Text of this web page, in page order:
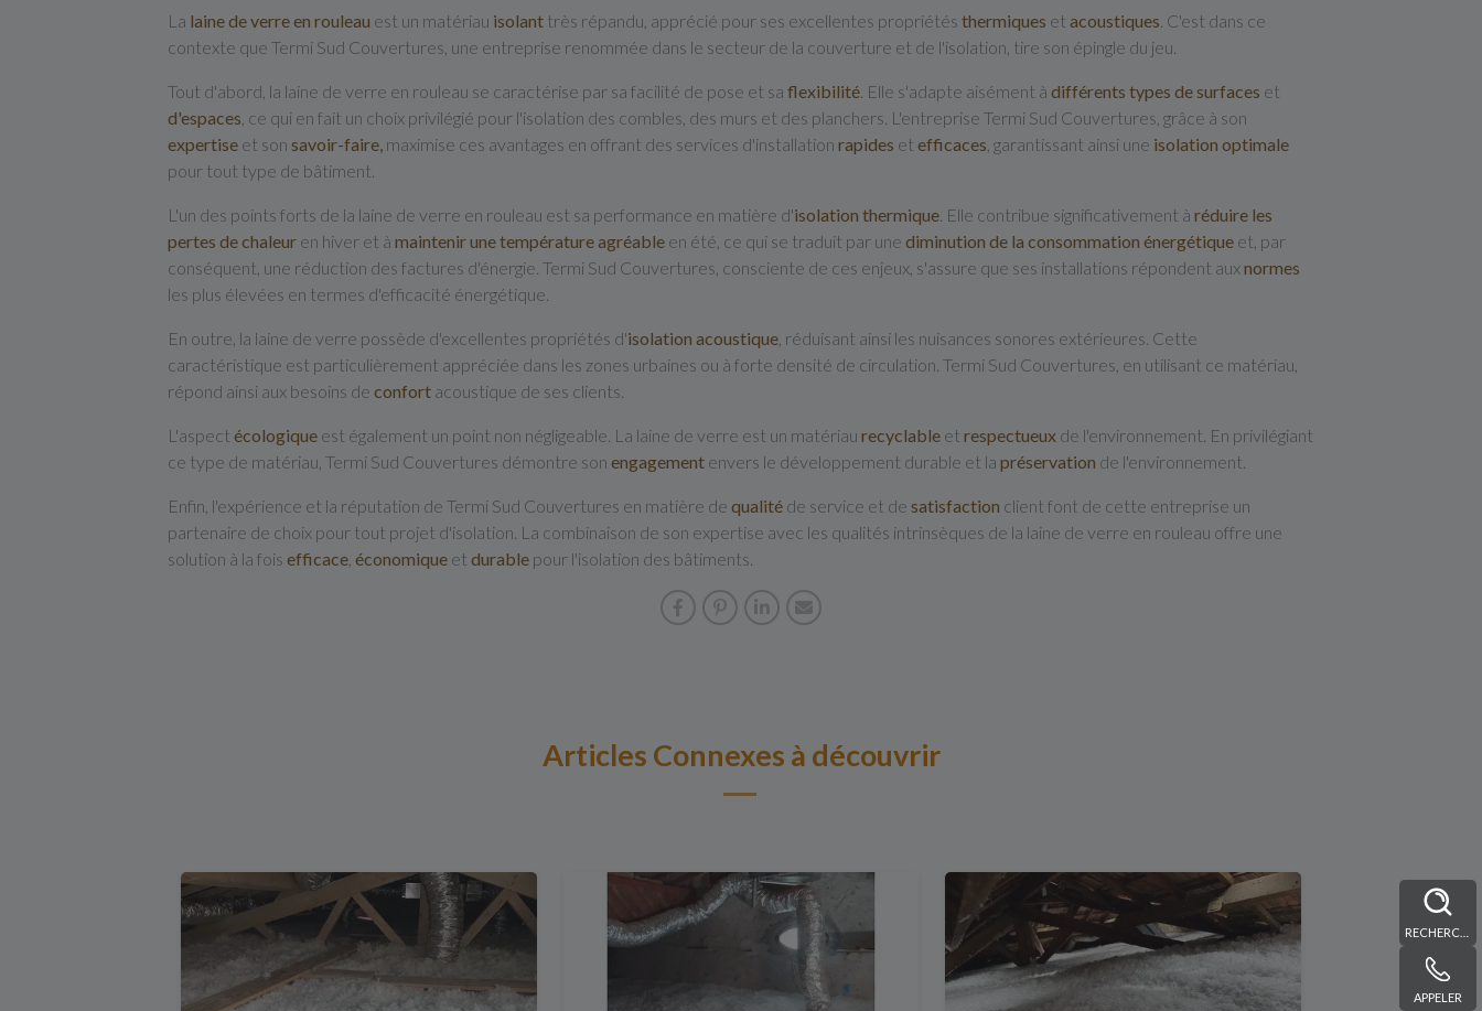
APPELER
La laine de verre en rouleau est un matériau isolant très répandu, apprécié pour ses excellentes propriétés thermiques et acoustiques . C'est dans ce
contexte que Termi Sud Couvertures, une entreprise renommée dans le secteur de la couverture et de l'isolation, tire son épingle du jeu.
Tout d'abord, la laine de verre en rouleau se caractérise par sa facilité de pose et sa flexibilité . Elle s'adapte aisément à différents types de surfaces et
d'espaces , ce qui en fait un choix privilégié pour l'isolation des combles, des murs et des planchers. L'entreprise Termi Sud Couvertures, grâce à son
expertise et son savoir-faire, maximise ces avantages en offrant des services d'installation rapides et efficaces , garantissant ainsi une isolation optimale
pour tout type de bâtiment.
L'un des points forts de la laine de verre en rouleau est sa performance en matière d'isolation thermique . Elle contribue significativement à réduire les
pertes de chaleur en hiver et à maintenir une température agréable en été, ce qui se traduit par une diminution de la consommation énergétique et, par
conséquent, une réduction des factures d'énergie. Termi Sud Couvertures, consciente de ces enjeux, s'assure que ses installations répondent auxnormes
les plus élevées en termes d'efficacité énergétique.
En outre, la laine de verre possède d'excellentes propriétés d'isolation acoustique , réduisant ainsi les nuisances sonores extérieures. Cette
caractéristique est particulièrement appréciée dans les zones urbaines ou à forte densité de circulation. Termi Sud Couvertures, en utilisant ce matériau,
répond ainsi aux besoins de confort acoustique de ses clients.
L'aspect écologique est également un point non négligeable. La laine de verre est un matériau recyclable et respectueux de l'environnement. En privilégiant
ce type de matériau, Termi Sud Couvertures démontre son engagement envers le développement durable et la préservation de l'environnement.
Enfin, l'expérience et la réputation de Termi Sud Couvertures en matière de qualité de service et de satisfaction client font de cette entreprise un
partenaire de choix pour tout projet d'isolation. La combinaison de son expertise avec les qualités intrinsèques de la laine de verre en rouleau offre une
solution à la fois efficace économique et durable pour l'isolation des bâtiments.
Articles Connexes à découvrir